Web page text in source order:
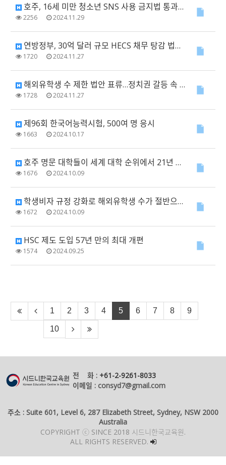
호주, 16세 미만 청소년 SNS 사용 금지법 통과…위반 시 최대 450억 원 벌금
2256 2024.11.29
연방정부, 30억 달러 규모 HECS 채무 탕감 법안 통과…자유당 "불공정" 반발
1720 2024.11.27
해외유학생 수 제한 법안 표류…정치권 갈등 속 불확실성 확대
1728 2024.11.27
제96회 한국어능력시험, 500여 명 응시
1663 2024.10.17
호주 명문 대학들이 세계 대학 순위에서 21년 역사상 가장 낮은 성과 기록
1676 2024.10.09
학생비자 규정 강화로 해외유학생 수가 절반으로 급감
1672 2024.10.09
HSC 제도 도입 57년 만의 최대 개편
1574 2024.09.25
1 2 3 4 5 6 7 8 9
10
전 화 : +61-2-9261-8033
이메일 : consyd7@gmail.com
주소 : Suite 601, Level 6, 287 Elizabeth Street, Sydney, NSW 2000
Australia
COPYRIGHT ⓒ SINCE 2018 시드니한국교육원.
ALL RIGHTS RESERVED.